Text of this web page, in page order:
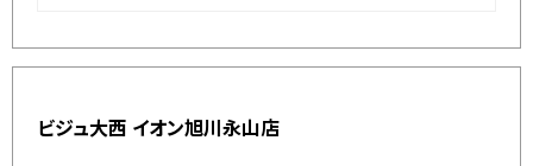
ビジュ大西 イオン旭川永山店